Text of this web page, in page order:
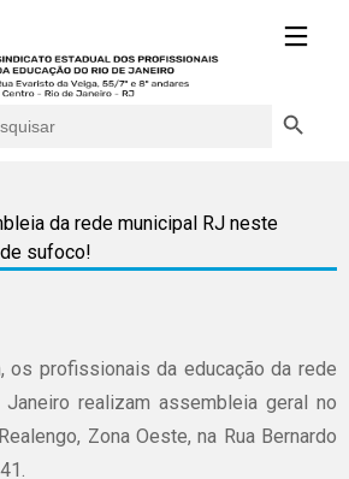
da rede municipal RJ neste
sufoco!
os profissionais da educação da rede
realizam assembleia geral no
Zona Oeste, na Rua Bernardo